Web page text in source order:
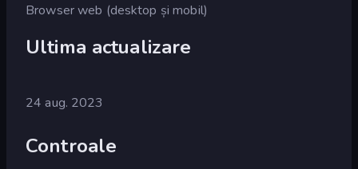
Browser web (desktop și mobil)
Ultima actualizare
24 aug. 2023
Controale